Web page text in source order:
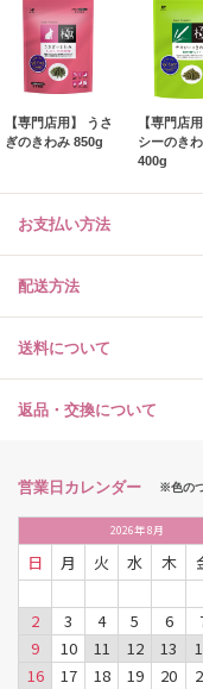
【専門店用】 うさ
ぎのきわみ 850g
【専門店
シーのき
400g
お支払い方法
配送方法
送料について
返品・交換について
営業日カレンダー ※色の
2026年8月
日 月 火 水 木
2
3 4 5 6
9
10 11 12 13
16
17 18 19 20